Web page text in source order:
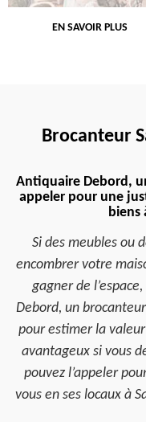
EN SAVOIR PLUS
Brocanteur
Antiquaire Debord,
appeler pour une
biens
Si des meubles ou
encombrer votre
gagner de
Debord, un
pour estimer la
avantageux si vous
pouvez l’appeler
vous en ses locaux à